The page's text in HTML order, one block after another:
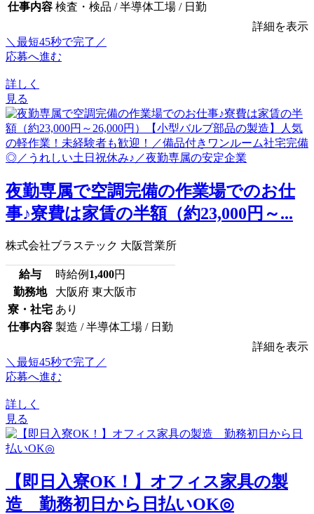
仕事内容 検査・検品 / 半導体工場 / 日勤
詳細を表示
＼最短45秒で完了／
応募へ進む
詳しく
見る
夜勤専属で空調完備の作業場でのお仕
事♪寮費は家賃の半額（約23,000円～...
株式会社ブラステック 大阪営業所
給与 時給例 1,400円
勤務地
大阪府 東大阪市
寮・社宅 あり
仕事内容 製造 / 半導体工場 / 日勤
詳細を表示
＼最短45秒で完了／
応募へ進む
詳しく
見る
【即日入寮OK！】オフィス家具の製
造 勤務初日から日払いOK◎